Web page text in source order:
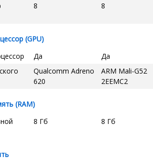
8 8
(GPU)
Да
Да
Qualcomm Adreno
620
ARM Mali-G52
2EEMC2
(RAM)
8 Гб 8 Гб